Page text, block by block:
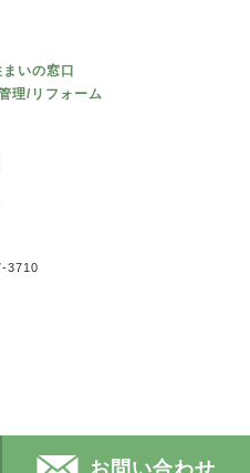
お問い合わせ
八幡5990-1
に囲まれたローカルな環境と
ポートします♪...
井布施高田544-1
いの窓口
理/リフォーム
3710